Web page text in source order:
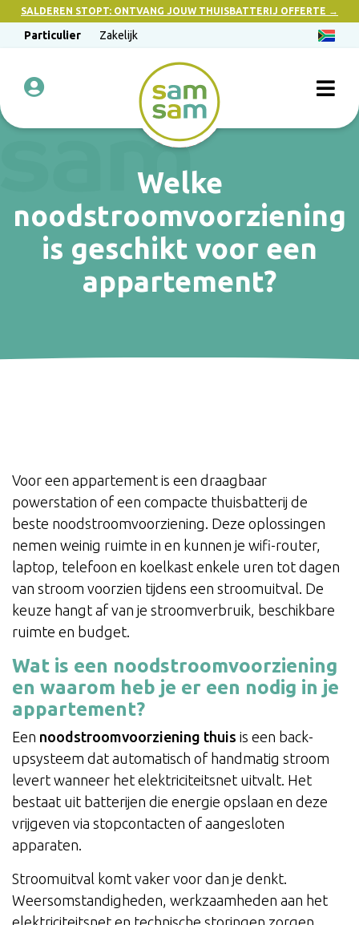
SALDEREN STOPT: ONTVANG JOUW THUISBATTERIJ OFFERTE →
Particulier Zakelijk
Welke
noodstroomvoorziening
is geschikt voor een
appartement?
Voor een appartement is een draagbaar
powerstation of een compacte thuisbatterij de
beste noodstroomvoorziening. Deze oplossingen
nemen weinig ruimte in en kunnen je wifi-router,
laptop, telefoon en koelkast enkele uren tot dagen
van stroom voorzien tijdens een stroomuitval. De
keuze hangt af van je stroomverbruik, beschikbare
ruimte en budget.
Wat is een noodstroomvoorziening
en waarom heb je er een nodig in je
appartement?
Een noodstroomvoorziening thuis is een back-
upsysteem dat automatisch of handmatig stroom
levert wanneer het elektriciteitsnet uitvalt. Het
bestaat uit batterijen die energie opslaan en deze
vrijgeven via stopcontacten of aangesloten
apparaten.
Stroomuitval komt vaker voor dan je denkt.
Weersomstandigheden, werkzaamheden aan het
elektriciteitsnet en technische storingen zorgen